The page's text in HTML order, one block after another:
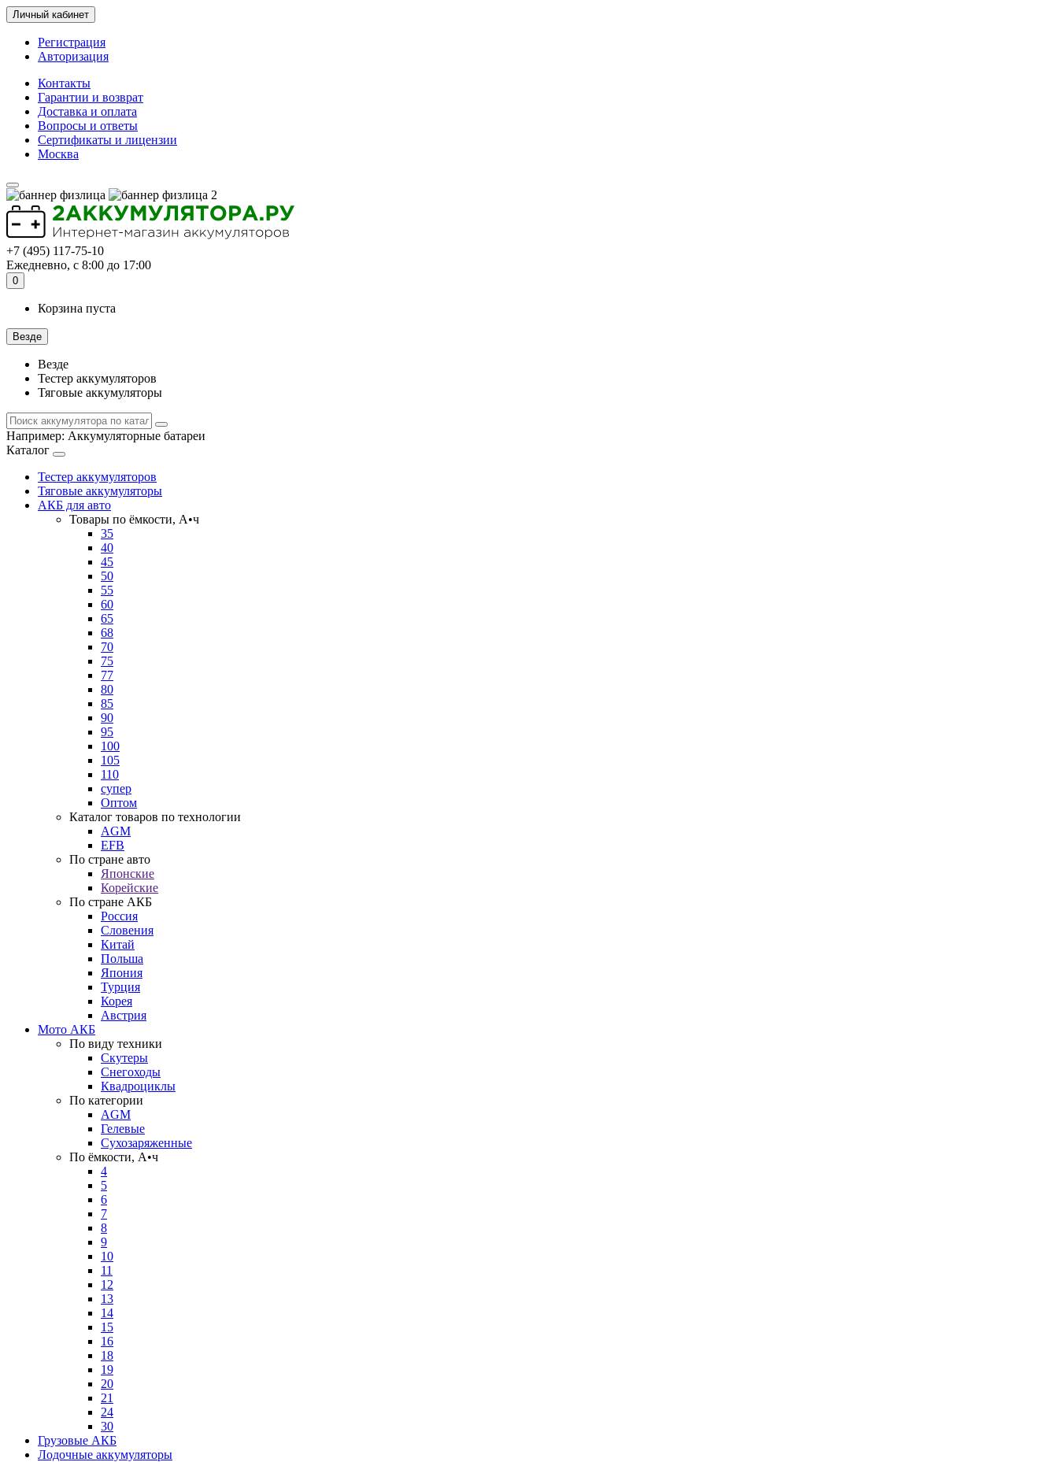
Личный кабинет
Регистрация
Авторизация
Контакты
Гарантии и возврат
Доставка и оплата
Вопросы и ответы
Сертификаты и лицензии
Москва
+7 (495) 117-75-10
Ежедневно, с 8:00 до 17:00
0
Корзина пуста
Везде
Везде
Тестер аккумуляторов
Тяговые аккумуляторы
Например: Аккумуляторные батареи
Каталог
Тестер аккумуляторов
Тяговые аккумуляторы
АКБ для авто
Товары по ёмкости, А•ч
35
40
45
50
55
60
65
68
70
75
77
80
85
90
95
100
105
110
супер
Оптом
Каталог товаров по технологии
AGM
EFB
По стране авто
Японские
Корейские
По стране АКБ
Россия
Словения
Китай
Польша
Япония
Турция
Корея
Австрия
Мото АКБ
По виду техники
Скутеры
Снегоходы
Квадроциклы
По категории
AGM
Гелевые
Сухозаряженные
По ёмкости, А•ч
4
5
6
7
8
9
10
11
12
13
14
15
16
18
19
20
21
24
30
Грузовые АКБ
Лодочные аккумуляторы